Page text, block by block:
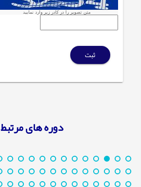
متن تصویر را در کادر زیر وارد نمایید
ثبت
دوره های مرتبط